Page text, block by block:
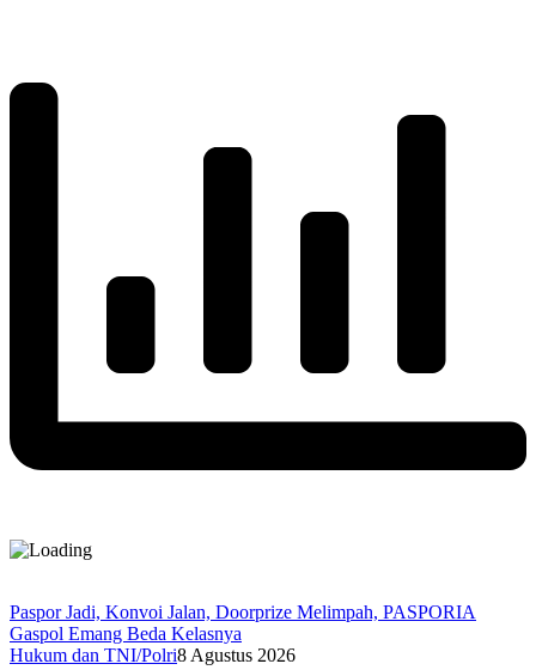
Paspor Jadi, Konvoi Jalan, Doorprize Melimpah, PASPORIA
Gaspol Emang Beda Kelasnya
Hukum dan TNI/Polri8 Agustus 2026